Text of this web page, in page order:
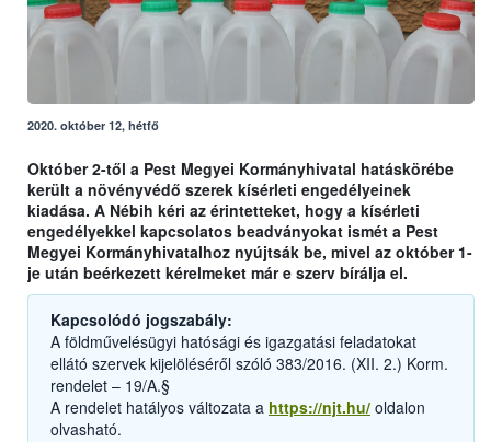
2020. október 12, hétfő
Október 2-től a Pest Megyei Kormányhivatal hatáskörébe
került a növényvédő szerek kísérleti engedélyeinek
kiadása. A Nébih kéri az érintetteket, hogy a kísérleti
engedélyekkel kapcsolatos beadványokat ismét a Pest
Megyei Kormányhivatalhoz nyújtsák be, mivel az október 1-
je után beérkezett kérelmeket már e szerv bírálja el.
Kapcsolódó jogszabály:
A földművelésügyi hatósági és igazgatási feladatokat
ellátó szervek kijelöléséről szóló 383/2016. (XII. 2.) Korm.
rendelet – 19/A.§
A rendelet hatályos változata a https://njt.hu/ oldalon
olvasható.